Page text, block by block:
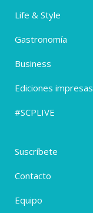
Life & Style
Gastronomía
Business
Ediciones impresas
#SCPLIVE
Suscríbete
Contacto
Equipo